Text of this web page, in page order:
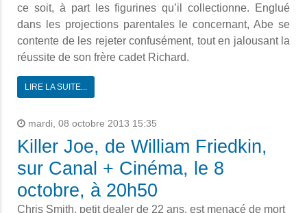
ce soit, à part les figurines qu’il collectionne. Englué
dans les projections parentales le concernant, Abe se
contente de les rejeter confusément, tout en jalousant la
réussite de son frère cadet Richard.
LIRE LA SUITE...
mardi, 08 octobre 2013 15:35
Killer Joe, de William Friedkin,
sur Canal + Cinéma, le 8
octobre, à 20h50
Chris Smith, petit dealer de 22 ans, est menacé de mort